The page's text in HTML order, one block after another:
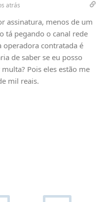
atrás
assinatura, menos de um
tá pegando o canal rede
operadora contratada é
de saber se eu posso
Pois eles estão me
mil reais.